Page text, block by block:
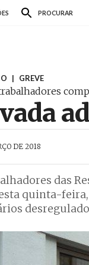
PROCURAR
| GREVE
DE 2018
das
quinta-